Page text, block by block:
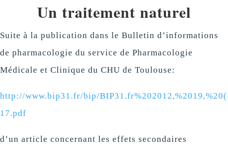
Un traitement naturel
Suite à la publication dans le Bulletin d’informations
de pharmacologie du service de Pharmacologie
Médicale et Clinique du CHU de Toulouse:
http://www.bip31.fr/bip/
17.pdf
d’un article concernant les effets secondaires